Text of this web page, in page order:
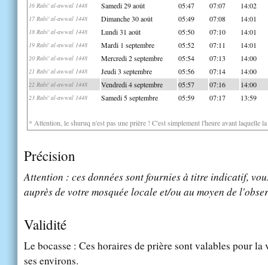
16 Rabi' al-awwal 1448 Samedi 29 août 05:47 07:07 14:02
17 Rabi' al-awwal 1448 Dimanche 30 août 05:49 07:08 14:01
18 Rabi' al-awwal 1448 Lundi 31 août 05:50 07:10 14:01
19 Rabi' al-awwal 1448 Mardi 1 septembre 05:52 07:11 14:01
20 Rabi' al-awwal 1448 Mercredi 2 septembre 05:54 07:13 14:00
21 Rabi' al-awwal 1448 Jeudi 3 septembre 05:56 07:14 14:00
22 Rabi' al-awwal 1448 Vendredi 4 septembre 05:57 07:16 14:00
23 Rabi' al-awwal 1448 Samedi 5 septembre 05:59 07:17 13:59
* Attention, le shuruq n'est pas une prière ! C'est simplement l'heure avant laquelle
Précision
Attention : ces données sont fournies à titre indicatif,
auprès de votre mosquée locale et/ou au moyen de
Validité
Le bocasse : Ces horaires de prière sont valables pour
ses environs.